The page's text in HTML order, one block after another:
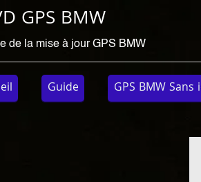
GPS BMW
de la mise à jour GPS BMW
Guide GPS BMW Sans